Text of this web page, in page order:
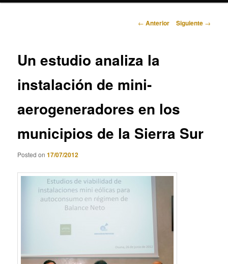
Navegación
← Anterior Siguiente →
Un estudio analiza la
instalación de mini-
aerogeneradores en los
municipios de la Sierra Sur
Posted on17/07/2012